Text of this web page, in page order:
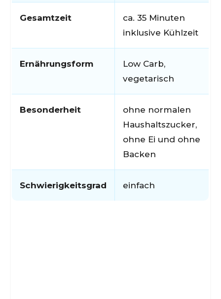
Gesamtzeit
ca. 35 Minuten
inklusive Kühlzeit
Ernährungsform
Low Carb,
vegetarisch
Besonderheit
ohne normalen
Haushaltszucker,
ohne Ei und ohne
Backen
Schwierigkeitsgrad einfach